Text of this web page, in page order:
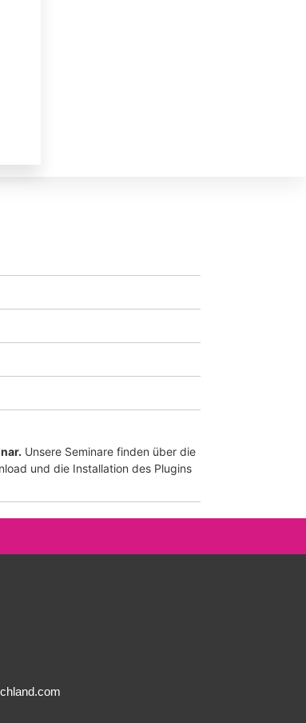
Unsere Seminare finden über die
und die Installation des Plugins